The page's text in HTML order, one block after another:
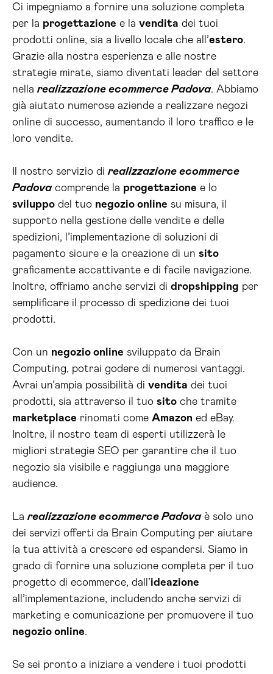
Ci impegniamo a fornire una soluzione completa
per la progettazione e la vendita dei tuoi
prodotti online, sia a livello locale che all’estero.
Grazie alla nostra esperienza e alle nostre
strategie mirate, siamo diventati leader del settore
nellarealizzazione ecommerce Padova. Abbiamo
già aiutato numerose aziende a realizzare negozi
online di successo, aumentando il loro traffico e le
loro vendite.
Il nostro servizio direalizzazione ecommerce
Padovacomprende la progettazione e lo
sviluppo del tuo negozio online su misura, il
supporto nella gestione delle vendite e delle
spedizioni, l’implementazione di soluzioni di
pagamento sicure e la creazione di un sito
graficamente accattivante e di facile navigazione.
Inoltre, offriamo anche servizi di dropshipping per
semplificare il processo di spedizione dei tuoi
prodotti.
Con un negozio online sviluppato da Brain
Computing, potrai godere di numerosi vantaggi.
Avrai un’ampia possibilità di vendita dei tuoi
prodotti, sia attraverso il tuo sito che tramite
marketplace rinomati come Amazon ed eBay.
Inoltre, il nostro team di esperti utilizzerà le
migliori strategie SEO per garantire che il tuo
negozio sia visibile e raggiunga una maggiore
audience.
Larealizzazione ecommerce Padovaè solo uno
dei servizi offerti da Brain Computing per aiutare
la tua attività a crescere ed espandersi. Siamo in
grado di fornire una soluzione completa per il tuo
progetto di ecommerce, dall’ideazione
all’implementazione, includendo anche servizi di
marketing e comunicazione per promuovere il tuo
negozio online.
Se sei pronto a iniziare a vendere i tuoi prodotti